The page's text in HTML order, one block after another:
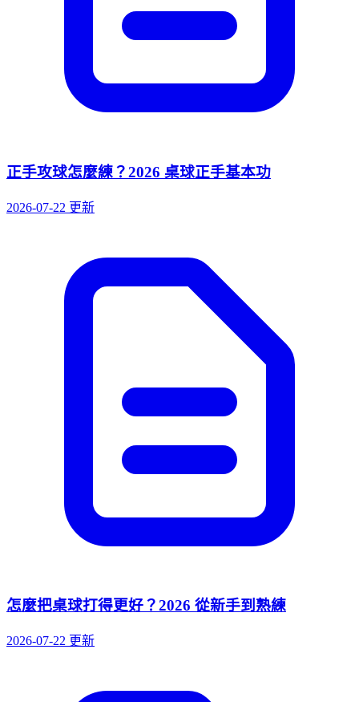
正手攻球怎麼練？2026 桌球正手基本功
2026-07-22 更新
怎麼把桌球打得更好？2026 從新手到熟練
2026-07-22 更新